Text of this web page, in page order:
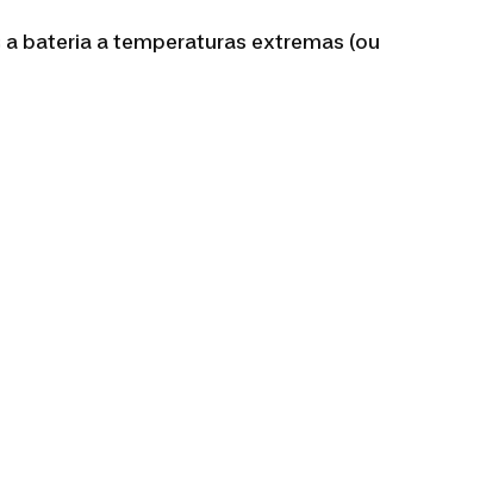
bateria a temperaturas extremas (ou